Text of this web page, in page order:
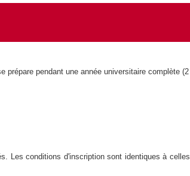
pendant une année universitaire complète (2
Les conditions d'inscription sont identiques à celles